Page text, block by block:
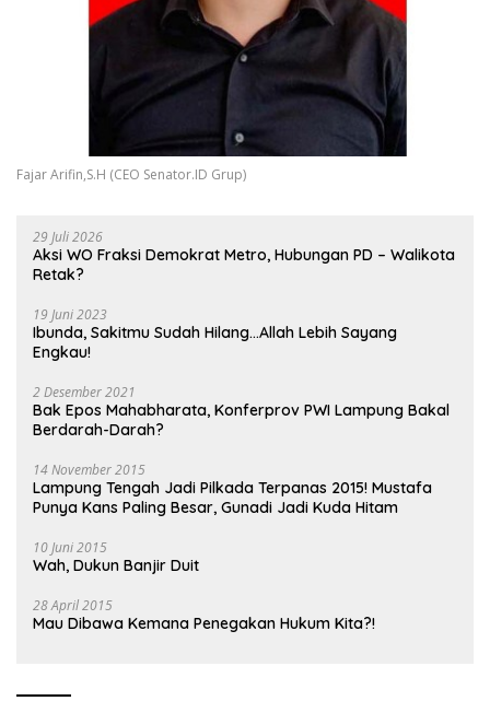
Fajar Arifin,S.H (CEO Senator.ID Grup)
29 Juli 2026
Aksi WO Fraksi Demokrat Metro, Hubungan PD – Walikota
Retak?
19 Juni 2023
Ibunda, Sakitmu Sudah Hilang…Allah Lebih Sayang
Engkau!
2 Desember 2021
Bak Epos Mahabharata, Konferprov PWI Lampung Bakal
Berdarah-Darah?
14 November 2015
Lampung Tengah Jadi Pilkada Terpanas 2015! Mustafa
Punya Kans Paling Besar, Gunadi Jadi Kuda Hitam
10 Juni 2015
Wah, Dukun Banjir Duit
28 April 2015
Mau Dibawa Kemana Penegakan Hukum Kita?!